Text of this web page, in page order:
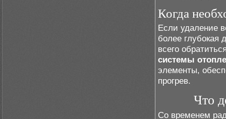
Когда
Если удаление
более глубокая
всего
системы
элементы,
прогрев.
Что
Со временем